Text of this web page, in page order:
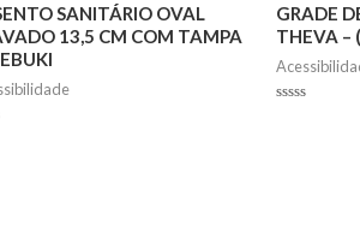
SANITÁRIO OVAL
13,5 CM COM TAMPA
GRADE
THEVA –